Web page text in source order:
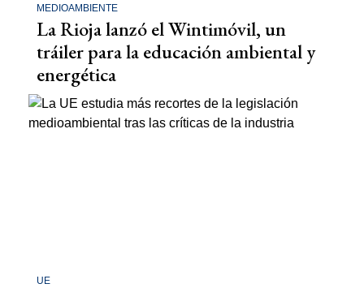
MEDIOAMBIENTE
La Rioja lanzó el Wintimóvil, un
tráiler para la educación ambiental y
energética
UE